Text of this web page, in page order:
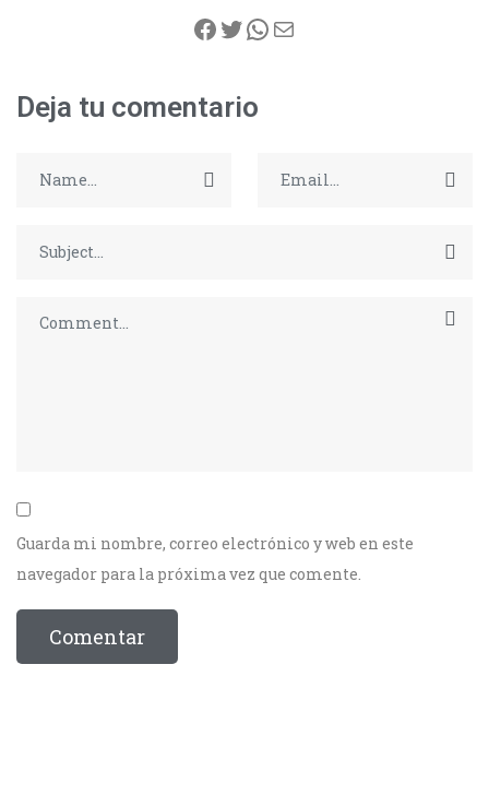
Facebook
Twitter
WhatsApp
Correo electrónico
Deja tu comentario
Guarda mi nombre, correo electrónico y web en este
navegador para la próxima vez que comente.